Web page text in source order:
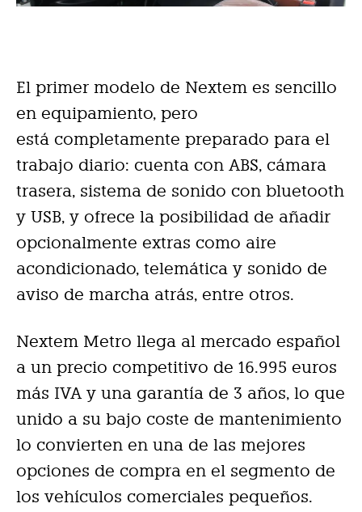
El primer modelo de Nextem es sencillo
en equipamiento, pero
está completamente preparado para el
trabajo diario: cuenta con ABS, cámara
trasera, sistema de sonido con bluetooth
y USB, y ofrece la posibilidad de añadir
opcionalmente extras como aire
acondicionado, telemática y sonido de
aviso de marcha atrás, entre otros.
Nextem Metro llega al mercado español
a un precio competitivo de 16.995 euros
más IVA y una garantía de 3 años, lo que
unido a su bajo coste de mantenimiento
lo convierten en una de las mejores
opciones de compra en el segmento de
los vehículos comerciales pequeños.